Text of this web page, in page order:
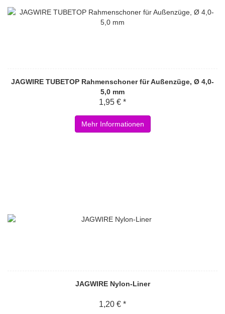
JAGWIRE TUBETOP Rahmenschoner für Außenzüge, Ø 4,0-
5,0 mm
1,95 € *
Mehr Informationen
JAGWIRE Nylon-Liner
1,20 € *